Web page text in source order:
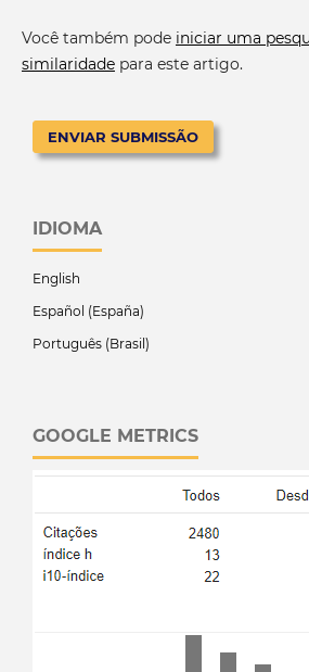
Você também pode iniciar uma
similaridadepara este artigo.
ENVIAR SUBMISSÃO
IDIOMA
English
Español (España)
Português (Brasil)
GOOGLE METRICS